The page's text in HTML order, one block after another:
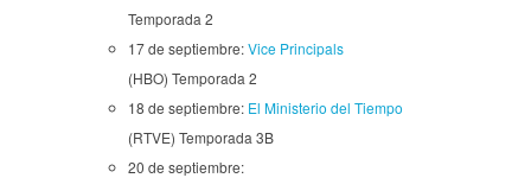
Temporada 2
17 de septiembre:Vice Principals
(HBO) Temporada 2
18 de septiembre: El Ministerio del Tiempo
(RTVE) Temporada 3B
20 de septiembre: